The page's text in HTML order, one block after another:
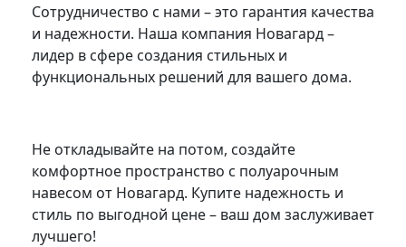
Сотрудничество с нами – это гарантия качества
и надежности. Наша компания Новагард –
лидер в сфере создания стильных и
функциональных решений для вашего дома.
Не откладывайте на потом, создайте
комфортное пространство с полуарочным
навесом от Новагард. Купите надежность и
стиль по выгодной цене – ваш дом заслуживает
лучшего!